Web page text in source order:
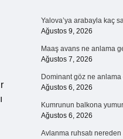
Yalova’ya arabayla kaç
Ağustos 9, 2026
Maaş avans ne anlama
Ağustos 7, 2026
Dominant göz ne anlama
Ağustos 6, 2026
Kumrunun balkona
Ağustos 6, 2026
Avlanma ruhsatı nereden